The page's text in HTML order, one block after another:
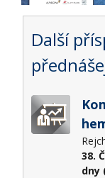
Další
38.
dny